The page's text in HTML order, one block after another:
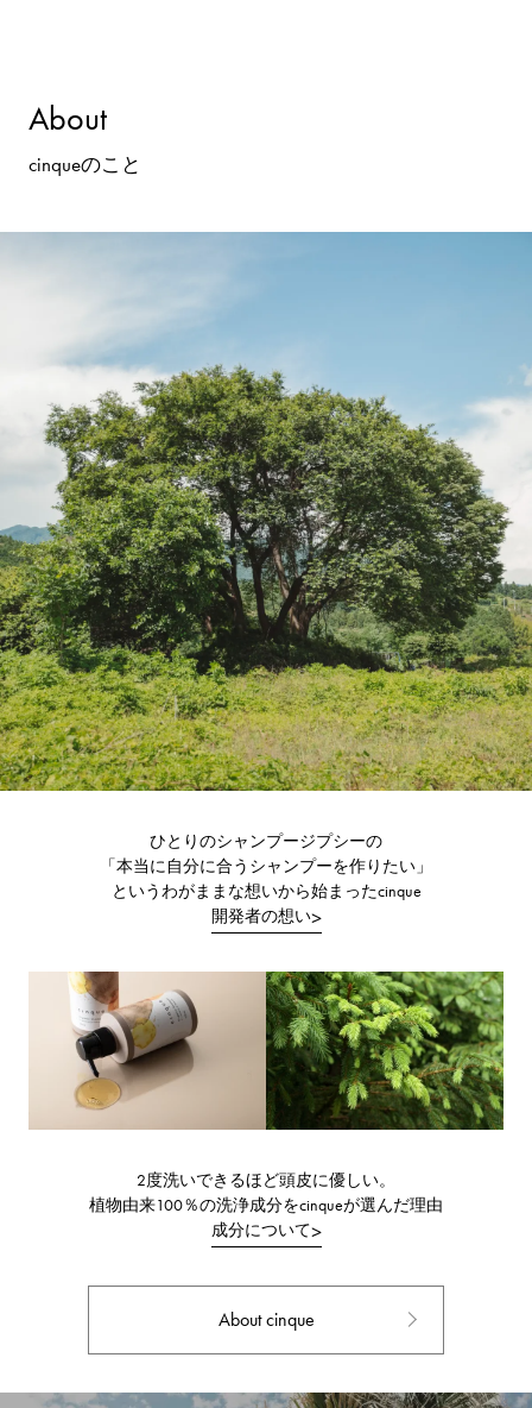
About
cinqueのこと
ひとりのシャンプージプシーの
「本当に自分に合うシャンプーを作りたい」
というわがままな想いから始まったcinque
開発者の想い>
2度洗いできるほど頭皮に優しい。
植物由来100％の洗浄成分をcinqueが選んだ理由
成分について>
About cinque